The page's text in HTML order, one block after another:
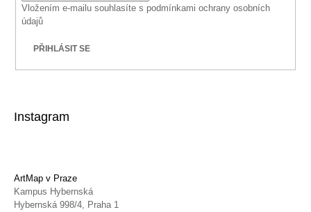
Vložením e-mailu souhlasíte s podmínkami ochrany osobních
údajů
PŘIHLÁSIT SE
Instagram
ArtMap v Praze
Kampus Hybernská
Hybernská 998/4, Praha 1